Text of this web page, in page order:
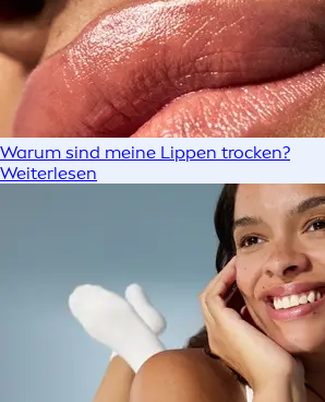
Warum sind meine Lippen trocken?
Weiterlesen